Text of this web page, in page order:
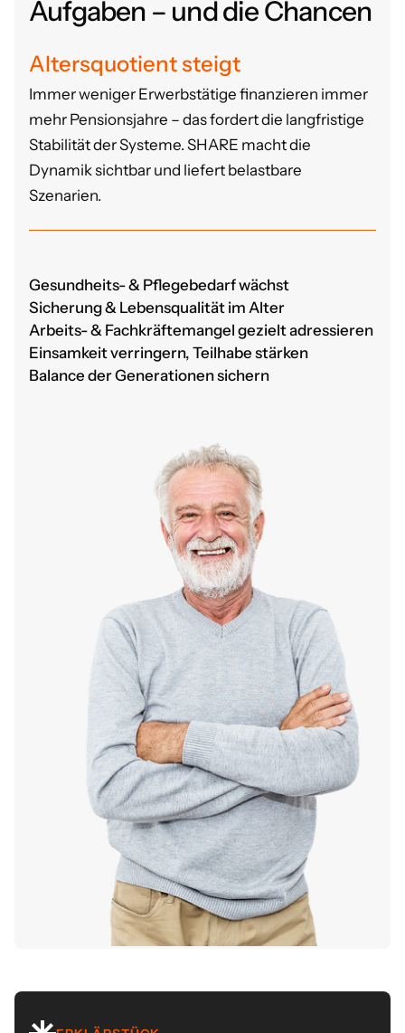
Aufgaben – und die Chancen
Altersquotient steigt
Immer weniger Erwerbstätige finanzieren immer
mehr Pensionsjahre – das fordert die langfristige
Stabilität der Systeme. SHARE macht die
Dynamik sichtbar und liefert belastbare
Szenarien.
Gesundheits- & Pflegebedarf wächst
Sicherung & Lebensqualität im Alter
Arbeits- & Fachkräftemangel gezielt adressieren
Einsamkeit verringern, Teilhabe stärken
Balance der Generationen sichern